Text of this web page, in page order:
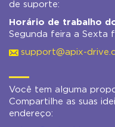
de suporte:
Horário de trabalho
Segunda feira a Sexta
support@apix-
Você tem alguma
Compartilhe as suas
endereço: